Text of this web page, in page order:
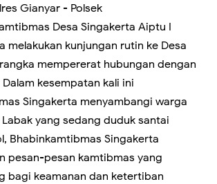
Gianyar - Polsek
Desa Singakerta Aiptu I
melakukan kunjungan rutin ke Desa
mempererat hubungan dengan
kesempatan kali ini
Singakerta menyambangi warga
yang sedang duduk santai
Bhabinkamtibmas Singakerta
pesan-pesan kamtibmas yang
bagi keamanan dan ketertiban